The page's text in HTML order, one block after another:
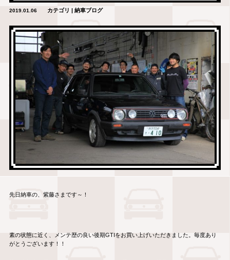
2019.01.06 カテゴリ | 納車ブログ
先日納車の、紫藤さまです～！
素の状態に近く、メンテ歴の良い後期GTIをお買い上げいただきました。毎度あり
がとうございます！！